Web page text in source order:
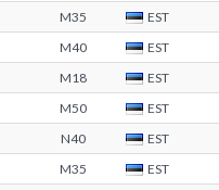
M35 EST
M40 EST
M18 EST
M50 EST
N40 EST
M35 EST